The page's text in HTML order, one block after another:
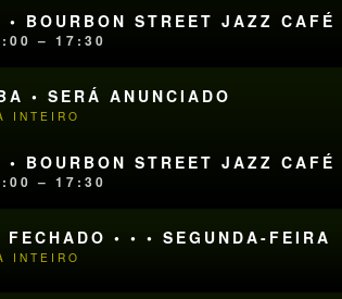
• BOURBON STREET JAZZ
– 17:30
• SERÁ ANUNCIADO
INTEIRO
• BOURBON STREET JAZZ
– 17:30
FECHADO • • • SEGUNDA-FEIRA
INTEIRO